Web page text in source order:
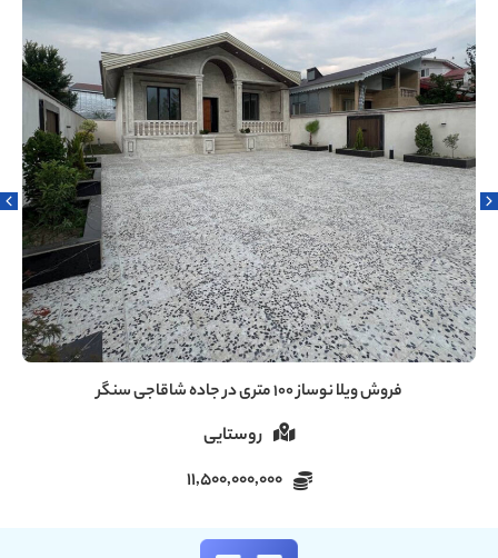
فروش ویلا ۶۰ متری دنج در سروندان سنگر رشت
روستایی
5,000,000,000